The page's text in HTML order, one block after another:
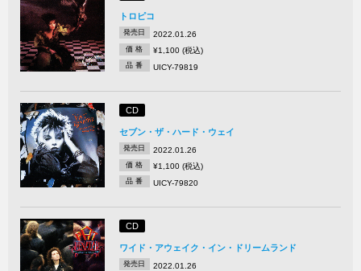
トロピコ
発売日 2022.01.26
価 格 ¥1,100 (税込)
品 番 UICY-79819
CD
セブン・ザ・ハード・ウェイ
発売日 2022.01.26
価 格 ¥1,100 (税込)
品 番 UICY-79820
CD
ワイド・アウェイク・イン・ドリームランド
発売日 2022.01.26